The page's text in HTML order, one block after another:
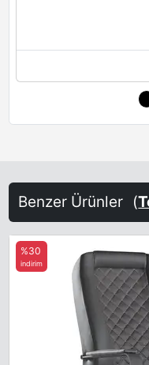
Benzer Ürünler (
%30
indirim